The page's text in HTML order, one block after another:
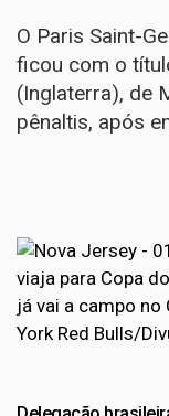
O Paris Saint-
ficou com o
(Inglaterra), de
pênaltis, após